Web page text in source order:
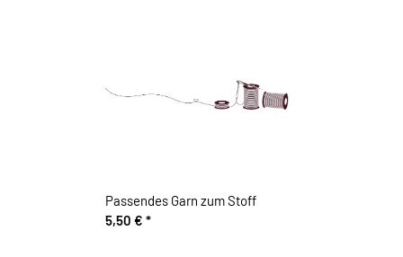
Passendes Garn zum Stoff
5,50 € *